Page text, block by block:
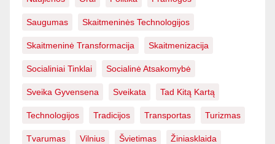
Saugumas Skaitmeninės Technologijos
Skaitmeninė Transformacija Skaitmenizacija
Socialiniai Tinklai Socialinė Atsakomybė
Sveika Gyvensena Sveikata Tad Kitą Kartą
Technologijos Tradicijos Transportas Turizmas
Tvarumas Vilnius Švietimas Žiniasklaida